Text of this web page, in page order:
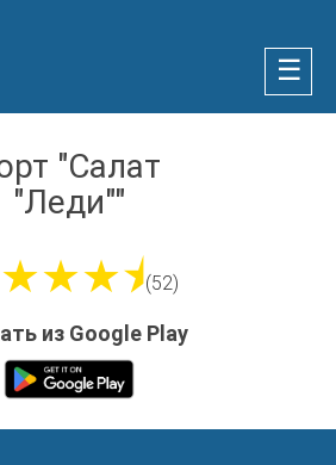
☰
"Салат
"Леди""
(52)
из Google Play